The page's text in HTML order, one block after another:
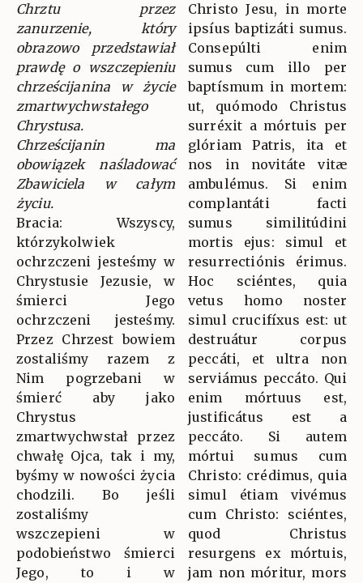
Chrztu przez
zanurzenie, który
obrazowo przedstawiał
prawdę o wszczepieniu
chrześcijanina w życie
zmartwychwstałego
Chrystusa.
Chrześcijanin ma
obowiązek naśladować
Zbawiciela w całym
życiu.
Bracia: Wszyscy,
którzykolwiek
ochrzczeni jesteśmy w
Chrystusie Jezusie, w
śmierci Jego
ochrzczeni jesteśmy.
Przez Chrzest bowiem
zostaliśmy razem z
Nim pogrzebani w
śmierć aby jako
Chrystus
zmartwychwstał przez
chwałę Ojca, tak i my,
byśmy w nowości życia
chodzili. Bo jeśli
zostaliśmy
wszczepieni w
podobieństwo śmierci
Jego, to i w
Christo Jesu, in morte
ipsíus baptizáti sumus.
Consepúlti enim
sumus cum illo per
baptísmum in mortem:
ut, quómodo Christus
surréxit a mórtuis per
glóriam Patris, ita et
nos in novitáte vitæ
ambulémus. Si enim
complantáti facti
sumus similitúdini
mortis ejus: simul et
resurrectiónis érimus.
Hoc sciéntes, quia
vetus homo noster
simul crucifíxus est: ut
destruátur corpus
peccáti, et ultra non
serviámus peccáto. Qui
enim mórtuus est,
justificátus est a
peccáto. Si autem
mórtui sumus cum
Christo: crédimus, quia
simul étiam vivémus
cum Christo: sciéntes,
quod Christus
resurgens ex mórtuis,
jam non móritur, mors